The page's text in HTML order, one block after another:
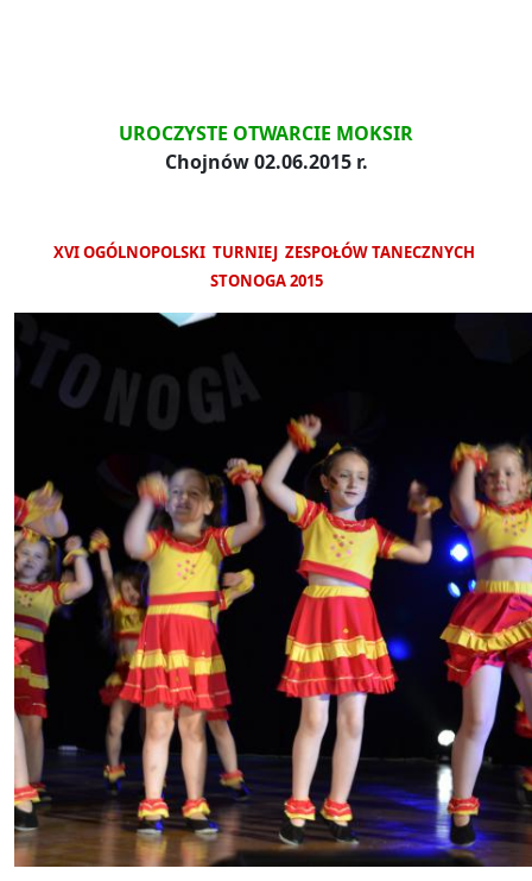
UROCZYSTE OTWARCIE MOKSIR
Chojnów 02.06.2015 r.
XVI OGÓLNOPOLSKI TURNIEJ ZESPOŁÓW TANECZNYCH
STONOGA 2015